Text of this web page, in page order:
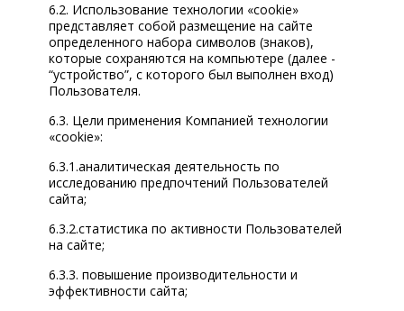
6.2. Использование технологии «cookie»
представляет собой размещение на сайте
определенного набора символов (знаков),
которые сохраняются на компьютере (далее -
“устройство”, с которого был выполнен вход)
Пользователя.
6.3. Цели применения Компанией технологии
«cookie»:
6.3.1.аналитическая деятельность по
исследованию предпочтений Пользователей
сайта;
6.3.2.статистика по активности Пользователей
на сайте;
6.3.3. повышение производительности и
эффективности сайта;